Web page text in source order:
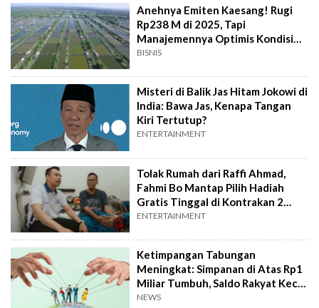
Anehnya Emiten Kaesang! Rugi
Rp238 M di 2025, Tapi
Manajemennya Optimis Kondisi
Perusahaan
BISNIS
Misteri di Balik Jas Hitam Jokowi di
India: Bawa Jas, Kenapa Tangan
Kiri Tertutup?
ENTERTAINMENT
Tolak Rumah dari Raffi Ahmad,
Fahmi Bo Mantap Pilih Hadiah
Gratis Tinggal di Kontrakan 2
Tahun
ENTERTAINMENT
Ketimpangan Tabungan
Meningkat: Simpanan di Atas Rp1
Miliar Tumbuh, Saldo Rakyat Kecil
Tergerus
NEWS